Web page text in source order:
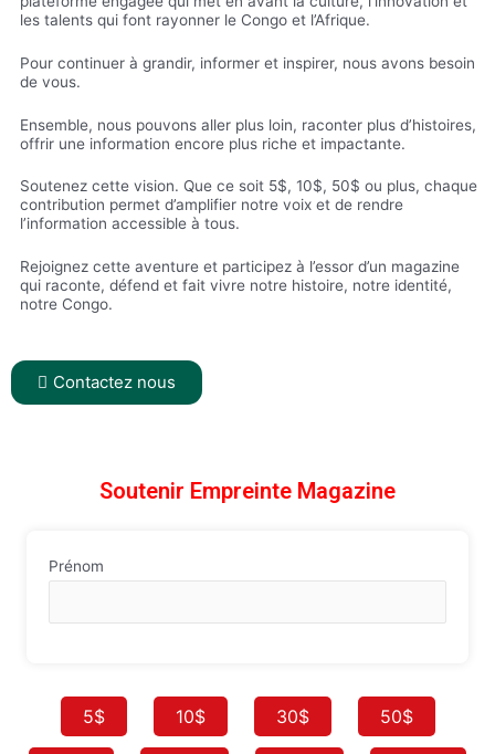
les talents qui font rayonner le Congo et l’Afrique.
Pour continuer à grandir, informer et inspirer, nous avons besoin
de vous.
Ensemble, nous pouvons aller plus loin, raconter plus d’histoires,
offrir une information encore plus riche et impactante.
Soutenez cette vision. Que ce soit 5$, 10$, 50$ ou plus, chaque
contribution permet d’amplifier notre voix et de rendre
l’information accessible à tous.
Rejoignez cette aventure et participez à l’essor d’un magazine
qui raconte, défend et fait vivre notre histoire, notre identité,
notre Congo.
Contactez nous
Soutenir Empreinte Magazine
Prénom
5$ 10$ 30$ 50$